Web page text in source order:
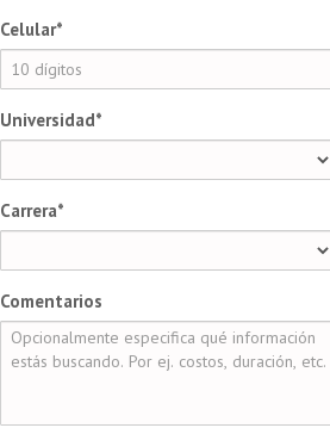
Celular*
Universidad*
Carrera*
Comentarios